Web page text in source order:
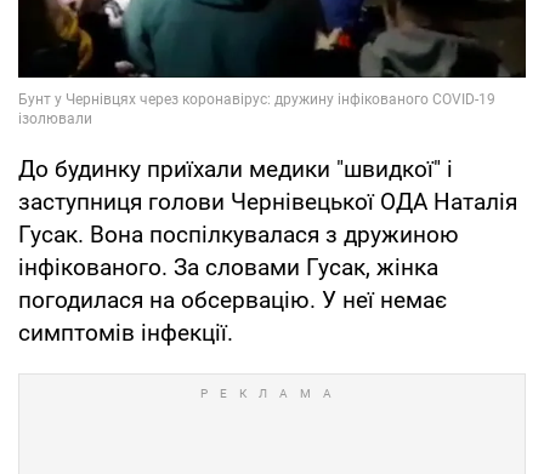
До будинку приїхали медики "швидкої" і
заступниця голови Чернівецької ОДА Наталія
Гусак. Вона поспілкувалася з дружиною
інфікованого. За словами Гусак, жінка
погодилася на обсервацію. У неї немає
симптомів інфекції.